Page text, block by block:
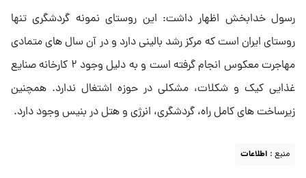
رسول خدابخش اظهار داشت: این روستای نمونه گردشگری تنها
روستای ایران است که مرکز رشد بالینی دارد و در آن سال های متمادی
مهاجرت معکوس انجام گرفته است و به دلیل وجود ۲ کارخانه صنایع
غذایی کیک و شکلات، مشکلی در حوزه اشتغال ندارد. همچنین
زیرساخت های کامل راه، گردشگری، انرژی و هتل در بنیس وجود دارد.
منبع : اطلاعات